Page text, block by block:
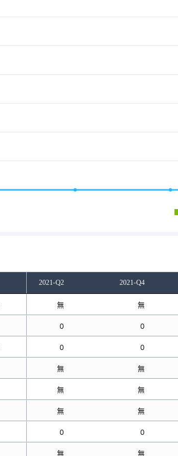
2021-Q2 2021-Q4
無 無
0 0
0 0
無 無
無 無
無 無
0 0
無 無